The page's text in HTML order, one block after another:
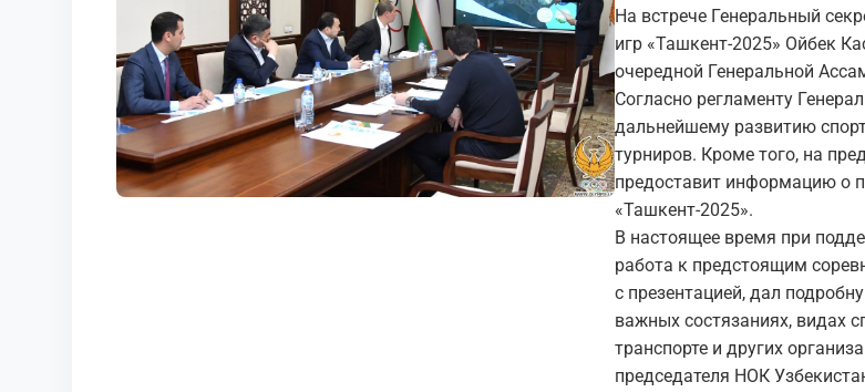
КОНТАКТЫ
На встрече Генеральный
игр «Ташкент-2025» Ойбек
очередной Генеральной
Согласно регламенту
дальнейшему развитию
турниров. Кроме того, на
предоставит информацию о
«Ташкент-2025».
В настоящее время при
работа к предстоящим
с презентацией, дал
важных состязаниях, видах
транспорте и других
председателя НОК